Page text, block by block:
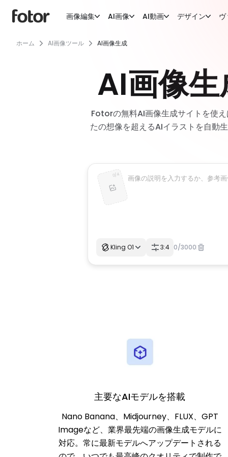
画像編集 AI画像 AI動画 デザイン
ホーム AI画像ツール AI画像生成
AI画像
Fotorの無料AI画像生成サイトを使
たの想像を超えるAIイラストを自動
0/ 4
Kling O1 3:4 0/3000
主要なAIモデルを搭載
Nano Banana、Midjourney、FLUX、GPT
Imageなど、業界最先端の画像生成モデルに
対応。常に最新モデルへアップデートされる